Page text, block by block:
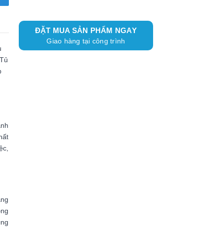
ĐẶT MUA SẢN PHẨM NGAY
Giao hàng tại công trình